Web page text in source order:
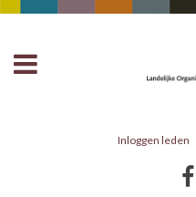
Inloggen leden